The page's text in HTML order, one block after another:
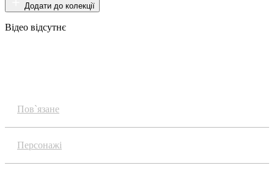
Додати до колекції
Відео відсутнє
Пов`язане
Персонажі